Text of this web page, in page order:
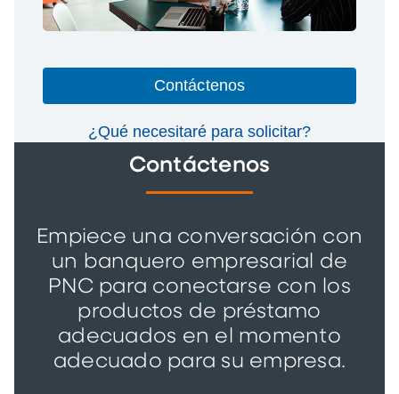
Contáctenos
¿Qué necesitaré para solicitar?
Contáctenos
Empiece una conversación con
un banquero empresarial de
PNC para conectarse con los
productos de préstamo
adecuados en el momento
adecuado para su empresa.